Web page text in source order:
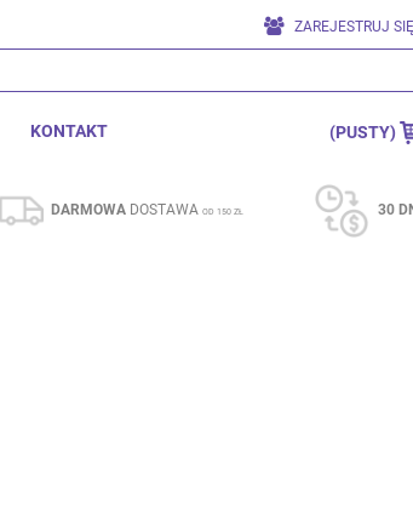
ZAREJESTRUJ SIĘ
(PUSTY)
KONTAKT
DARMOWA DOSTAWAOD 150 ZŁ 30